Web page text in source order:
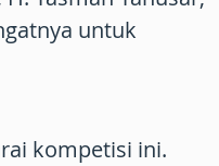
untuk
kompetisi ini.